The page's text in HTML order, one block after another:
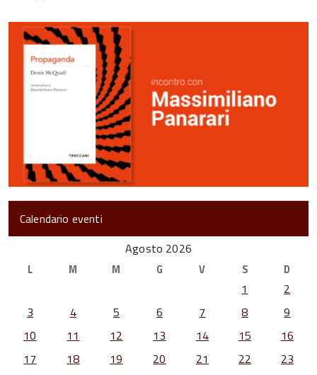
Calendario eventi
Agosto 2026
L M M G V S D
1
2
3
4 5 6 7 8
9
10
11 12 13 14 15
16
17
18 19 20 21 22
23